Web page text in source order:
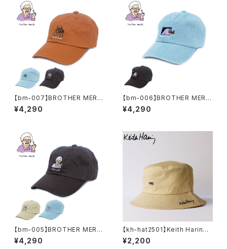
かわいい 可愛い 黒 ブラック ア
ウトドア 人気 ブランド 中学生
高校生 大人
ズ レディース キャップ ユニセッ
クス
【bm-007】BROTHER MERL
E ( ブラザーマール ) ブラザーマ
ール キャップ Reggie emb D
セックス
¥4,290
【bm-006】BROTHER MERL
E ( ブラザーマール ) ブラザーマ
ール キャップ Bird emb DAD
クス
¥4,290
【bm-005】BROTHER MERL
E ( ブラザーマール ) ブラザーマ
ール キャップ BROTHER MER
¥4,290
【kh-hat2501】Keith Haring
キースヘリング アートロゴ メタ
ルバッジ バケットハット メンズ
¥2,200